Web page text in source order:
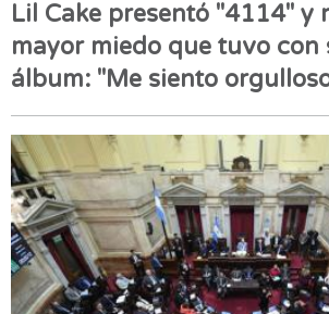
Lil Cake presentó "4114" y
mayor miedo que tuvo con
álbum: "Me siento